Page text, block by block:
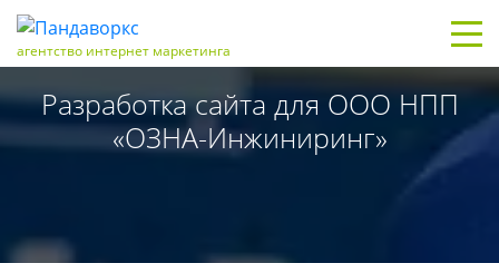
агентство интернет маркетинга
Разработка сайта для ООО НПП
«ОЗНА-Инжиниринг»